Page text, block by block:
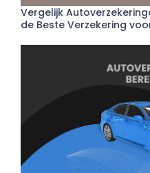
Vergelijk
de Beste Verzekering